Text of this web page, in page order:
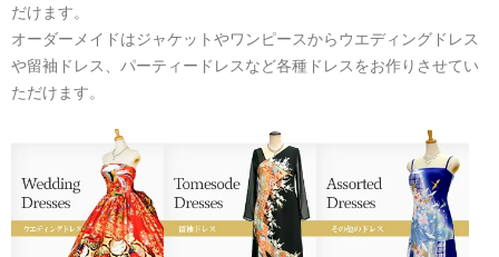
だけます。
オーダーメイドはジャケットやワンピースからウエディングドレス
や留袖ドレス、パーティードレスなど各種ドレスをお作りさせてい
ただけます。